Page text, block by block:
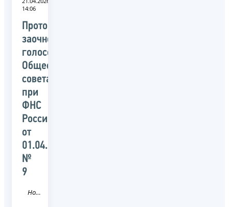
14:06
Протокол
заочного
голосования
Общественного
совета
при
ФНС
России
от
01.04.2026
№
9
Новость